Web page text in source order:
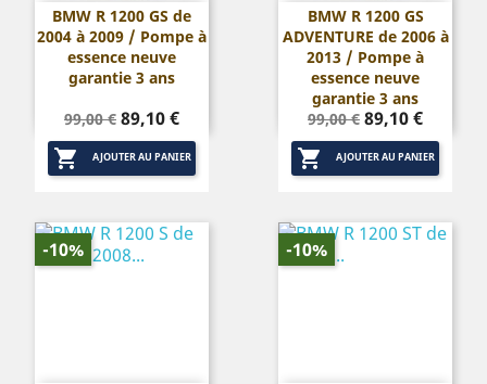
BMW R 1200 GS de
2004 à 2009 / Pompe à
essence neuve
garantie 3 ans
Prix
de
base
99,00 € Prix
89,10 €
 AJOUTER AU PANIER
BMW R 1200 GS
ADVENTURE de 2006 à
2013 / Pompe à
essence neuve
garantie 3 ans
Prix
de
base
99,00 € Prix
89,10 €
 AJOUTER AU PANIER
-10% -10%